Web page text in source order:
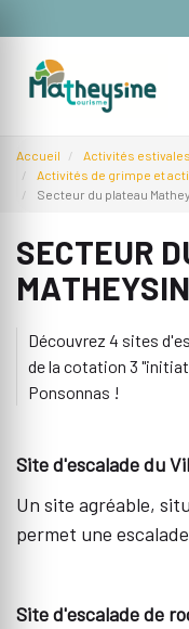
Accueil Activités estivales
Activités de grimpe et
Secteur du plateau
SECTEUR
MATHEYSIN
Découvrez 4 sites
de la cotation 3
Ponsonnas !
Site d'escalade du
Un site agréable,
permet une
Site d'escalade de